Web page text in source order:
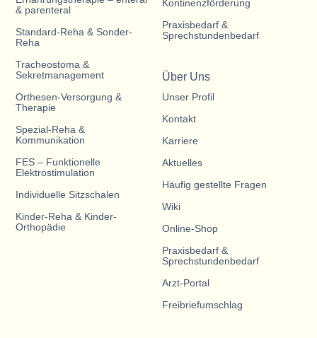
& parenteral
Standard-Reha & Sonder-
Reha
Tracheostoma &
Sekretmanagement
Orthesen-Versorgung &
Therapie
Spezial-Reha &
Kommunikation
FES – Funktionelle
Elektrostimulation
Individuelle Sitzschalen
Kinder-Reha & Kinder-
Orthopädie
Kontinenzförderung
Praxisbedarf &
Sprechstundenbedarf
Über Uns
Unser Profil
Kontakt
Karriere
Aktuelles
Häufig gestellte Fragen
Wiki
Online-Shop
Praxisbedarf &
Sprechstundenbedarf
Arzt-Portal
Freibriefumschlag